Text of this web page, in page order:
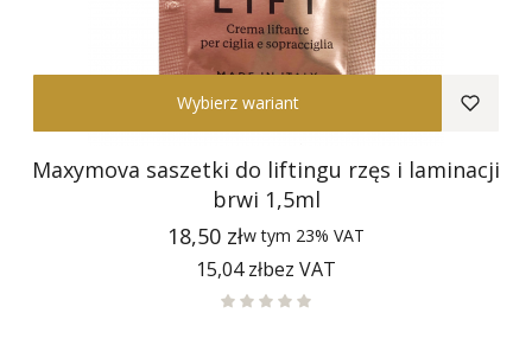
Wybierz wariant
Maxymova saszetki do liftingu rzęs i laminacji
brwi 1,5ml
Cena
18,50 złw tym 23% VAT
Cena
15,04 złbez VAT